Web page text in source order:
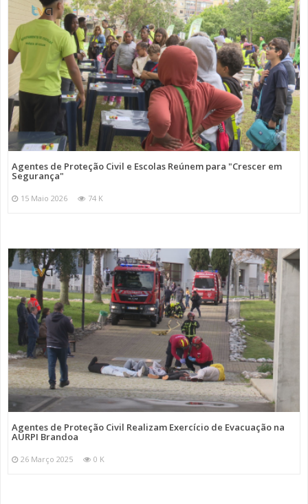
Agentes de Proteção Civil e Escolas Reúnem para "Crescer em
Segurança"
15 Maio 2026 74 K
Agentes de Proteção Civil Realizam Exercício de Evacuação na
AURPI Brandoa
26 Março 2025 0 K